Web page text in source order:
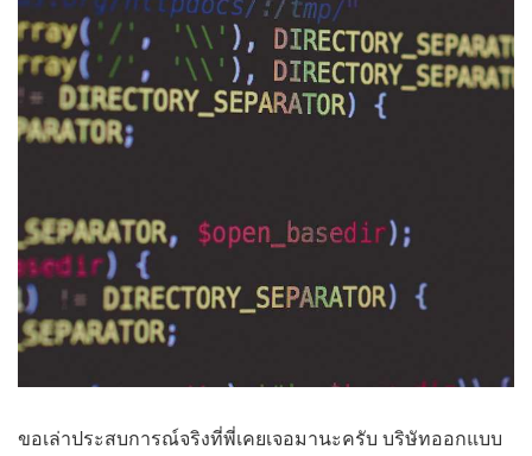
ขอเล่าประสบการณ์จริงที่พี่เคยเจอมานะครับ บริษัทออกแบบ